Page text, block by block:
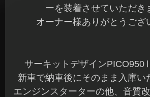
ーを装着させていただき
オーナー様ありがとうご
サーキットデザイン
新車で納車後にそのまま入庫い
エンジンスターターの他、音質